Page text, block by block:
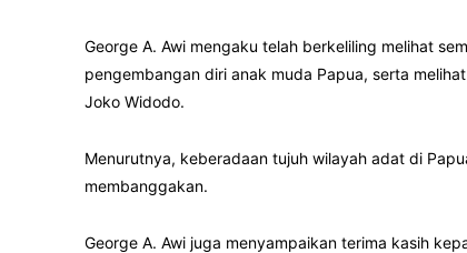
George A. Awi mengaku telah berkeliling melihat
pengembangan diri anak muda Papua, serta
Joko Widodo.
Menurutnya, keberadaan tujuh wilayah adat di
membanggakan.
George A. Awi juga menyampaikan terima kasih